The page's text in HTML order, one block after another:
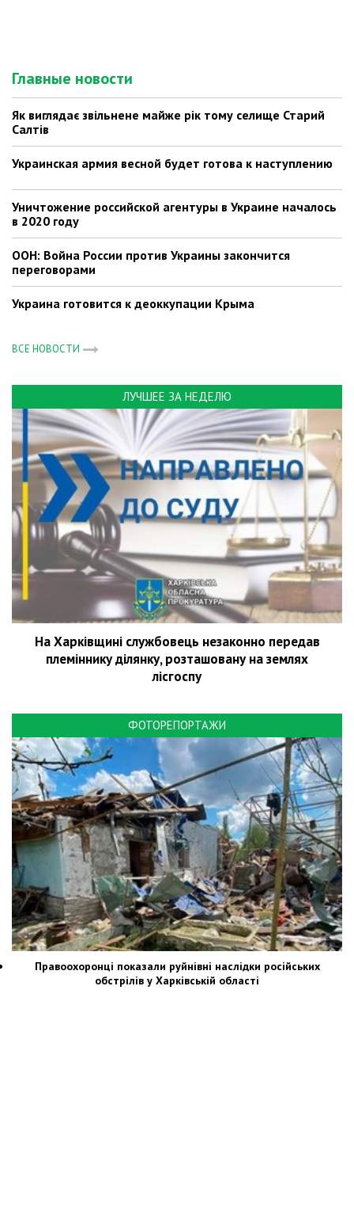
Главные новости
Як виглядає звільнене майже рік тому селище Старий
Салтів
Украинская армия весной будет готова к наступлению
Уничтожение российской агентуры в Украине началось
в 2020 году
ООН: Война России против Украины закончится
переговорами
Украина готовится к деоккупации Крыма
ВСЕ НОВОСТИ
ЛУЧШЕЕ ЗА НЕДЕЛЮ
На Харківщині службовець незаконно передав
племіннику ділянку, розташовану на землях
лісгоспу
ФОТОРЕПОРТАЖИ
Правоохоронці показали руйнівні наслідки російських
обстрілів у Харківській області